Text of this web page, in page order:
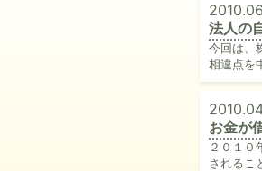
法人の
今回は、
相違点を
お金が
２０１０
されるこ